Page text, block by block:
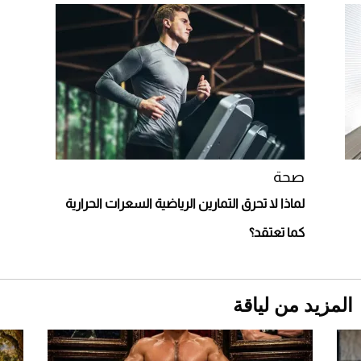
أغلى 10 عطور في العالم للرجال تمنحك فخامة
2026-07-25
Comeback" في جدة (فيديو)
2026-07-25
صحة
لماذا لا تحرق التمارين الرياضية السعرات الحرارية
كما تعتقد؟
المزيد من لياقة